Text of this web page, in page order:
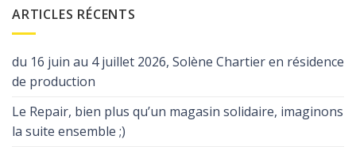
ARTICLES RÉCENTS
du 16 juin au 4 juillet 2026, Solène Chartier en résidence
de production
Le Repair, bien plus qu’un magasin solidaire, imaginons
la suite ensemble ;)